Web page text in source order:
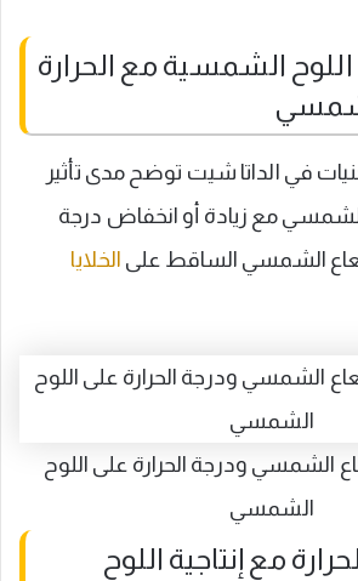
اللوح الشمسية مع الحرارة
في الداتا شيت توضح مدى تأثير
الشمسي مع زيادة أو انخفاض درجة
الشمسي الساقط على الخلايا
الشمسي ودرجة الحرارة على اللوح
الشمسي
مع إنتاجية اللوح